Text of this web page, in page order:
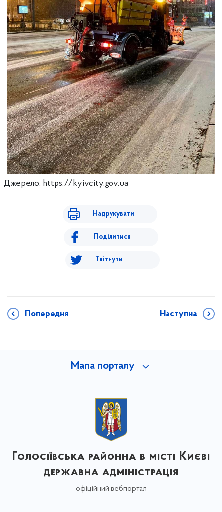
Джерело: https://kyivcity.gov.ua
Надрукувати
Поділитися
Твітнути
Попередня Наступна
Мапа порталу
Голосіївська районна в місті Києві
державна адміністрація
офіційний вебпортал